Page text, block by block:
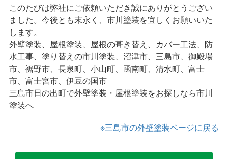
このたびは弊社にご依頼いただき誠にありがとうござい
ました。今後とも末永く、市川塗装を宜しくお願いいた
します。
外壁塗装、屋根塗装、屋根の葺き替え、カバー工法、防
水工事、塗り替えの市川塗装、沼津市、三島市、御殿場
市、裾野市、長泉町、小山町、函南町、清水町、富士
市、富士宮市、伊豆の国市
三島市日の出町で外壁塗装・屋根塗装をお探しなら市川
塗装へ
※三島市の外壁塗装ページに戻る